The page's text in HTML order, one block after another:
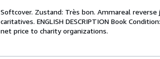
Softcover. Zustand: Très bon. Ammareal
caritatives. ENGLISH DESCRIPTION Book
net price to charity organizations.